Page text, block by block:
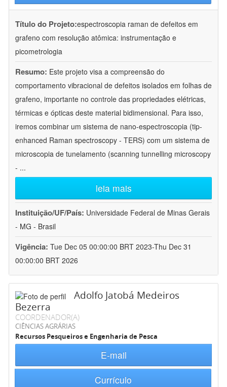
Título do Projeto:espectroscopia raman de defeitos em
grafeno com resolução atômica: instrumentação e
picometrologia
Resumo: Este projeto visa a compreensão do
comportamento vibracional de defeitos isolados em folhas de
grafeno, importante no controle das propriedades elétricas,
térmicas e ópticas deste material bidimensional. Para isso,
iremos combinar um sistema de nano-espectroscopia (tip-
enhanced Raman spectroscopy - TERS) com um sistema de
microscopia de tunelamento (scanning tunnelling microscopy
- ...
leia mais
Instituição/UF/País: Universidade Federal de Minas Gerais
- MG - Brasil
Vigência: Tue Dec 05 00:00:00 BRT 2023-Thu Dec 31
00:00:00 BRT 2026
Adolfo Jatobá Medeiros
Bezerra
COORDENADOR(A)
CIÊNCIAS AGRÁRIAS
Recursos Pesqueiros e Engenharia de Pesca
E-mail
Currículo